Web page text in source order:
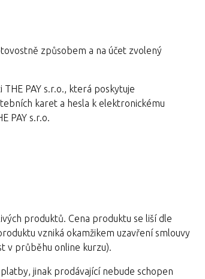
způsobem a na účet zvolený
PAY s.r.o., která poskytuje
karet a hesla k elektronickému
PAY s.r.o.
produktů. Cena produktu se liší dle
vzniká okamžikem uzavření smlouvy
v průběhu online kurzu).
jinak prodávající nebude schopen